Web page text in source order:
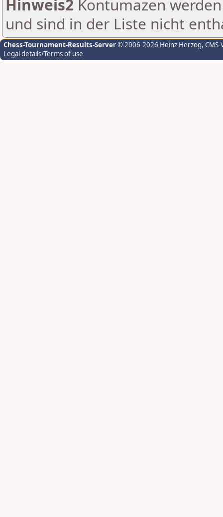
Hinweis2 Kontumazen
und sind in der Liste nicht
Chess-Tournament-Results-Server© 2006-2026 Heinz Herzog,
Legal details/Terms of use